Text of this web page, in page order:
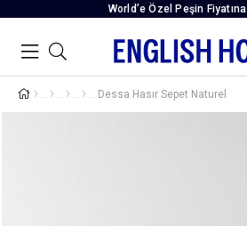
World’e Özel Peşin Fiyatına
Dessa Hasır Sepet Naturel